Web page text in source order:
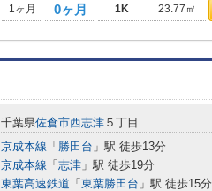
1ヶ月 0ヶ月 1K 23.77㎡
千葉県佐倉市西志津 ５丁目
京成本線 「 勝田台 」駅 徒歩13分
京成本線 「 志津 」駅 徒歩19分
東葉高速鉄道 「 東葉勝田台 」駅 徒歩15分